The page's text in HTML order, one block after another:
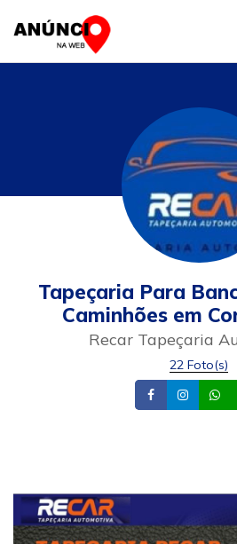
Tapeçaria Para
Caminhões em
Recar Tapeçaria
22 Foto(s)
Facebook